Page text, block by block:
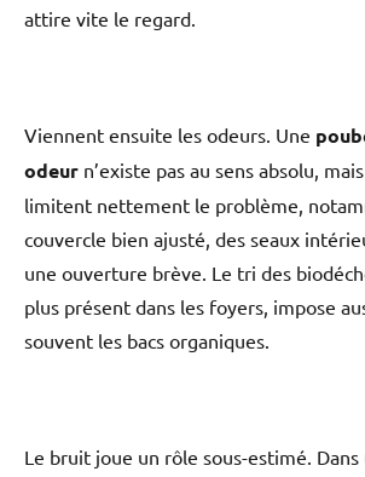
attire vite le regard.
Viennent ensuite les odeurs. Une
odeur n’existe pas au sens absolu,
limitent nettement le problème,
couvercle bien ajusté, des seaux
une ouverture brève. Le tri des
plus présent dans les foyers, impose
souvent les bacs organiques.
Le bruit joue un rôle sous-estimé. Dans